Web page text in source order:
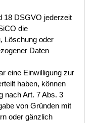
18 DSGVO jederzeit
die
Löschung oder
Daten
eine Einwilligung zur
haben, können
nach Art. 7 Abs. 3
von Gründen mit
oder gänzlich